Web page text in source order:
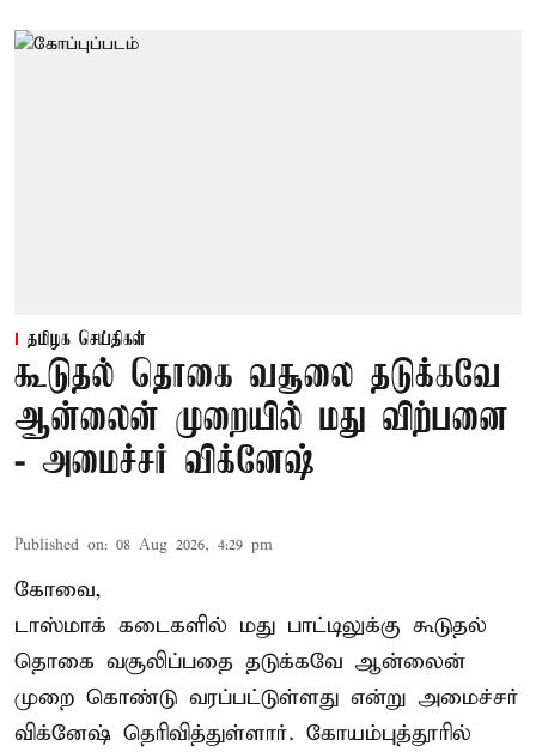
தமிழக செய்திகள்
கூடுதல் தொகை வசூலை தடுக்கவே
ஆன்லைன் முறையில் மது விற்பனை
- அமைச்சர் விக்னேஷ்
Published on: 08 Aug 2026, 4:29 pm
கோவை,
டாஸ்மாக் கடைகளில் மது பாட்டிலுக்கு கூடுதல்
தொகை வசூலிப்பதை தடுக்கவே ஆன்லைன்
முறை கொண்டு வரப்பட்டுள்ளது என்று அமைச்சர்
விக்னேஷ் தெரிவித்துள்ளார். கோயம்புத்தூரில்